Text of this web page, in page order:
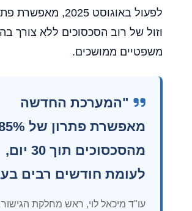
לפעול באוגוסט 2025,
וזול של רוב הסכסוכים ללא צורך
משפטיים ממושכים.
"המערכת החדשה
מאפשרת פתרון של
מהסכסוכים תוך 30 יום,
לעומת חודשים רבים
עו"ד מיכאל לוי, ראש מחלקת